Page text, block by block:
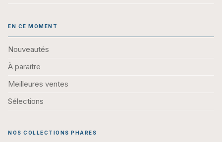
EN CE MOMENT
Nouveautés
À paraitre
Meilleures ventes
Sélections
NOS COLLECTIONS PHARES